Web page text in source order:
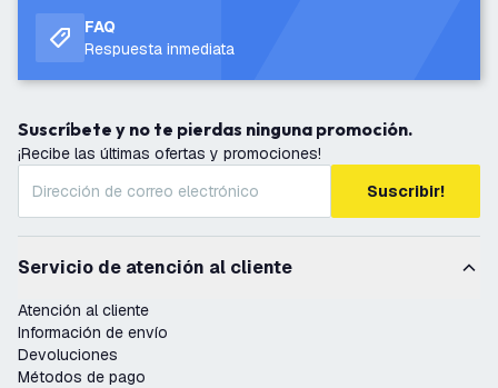
FAQ
Respuesta inmediata
Suscríbete y no te pierdas ninguna promoción.
¡Recibe las últimas ofertas y promociones!
Suscribir!
Servicio de atención al cliente
Atención al cliente
Información de envío
Devoluciones
Métodos de pago